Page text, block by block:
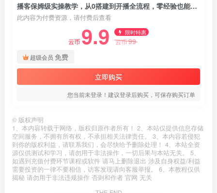
播客保姆级实操教学，从0搭建到开播全流程，零经验也能做，低粉也能高变现
此内容为付费资源，请付费后查看
云币 9.9 限时特惠
云币99
超级会员 免费
立即购买
您当前未登录！建议登录后购买，可保存购买订单
© 版权声明
1、本内容转载于网络，版权归原作者所有！ 2、本站仅提供信息存储
空间服务，不拥有所有权，不承担相关法律责任。 3、本内容若侵犯
到你的版权利益，请联系我们，会尽快给予删除处理！ 4、本站全资
源仅供测试和学习，请勿用于非法操作，一切后果与本站无关。 5、
如遇到充值付费环节课程或软件 请马上删除退出 涉及自身权益/利益
需要投资的一律不要相信，访客发现请向客服举报。 6、本教程仅供
揭秘 请勿用于非法违规操作 否则和作者 官网 无关